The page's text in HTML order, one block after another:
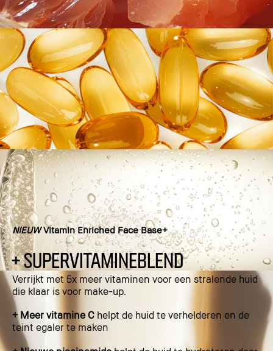
NIEUWVitamin Enriched Face Base+
+ SUPERVITAMINEBLEND
Verrijkt met 5x meer vitaminen voor een stralende huid
die klaar is voor make-up.
+ Meer vitamine C helpt de huid te verhelderen en de
teint egaler te maken